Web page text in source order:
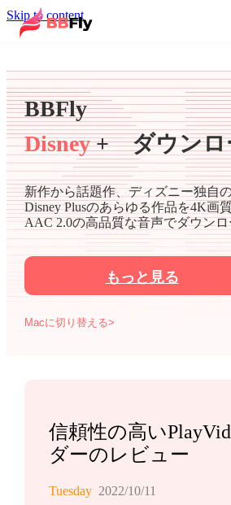
Skip to content
BBFly
Disney+ ダウンロ
新作から話題作、ディズニー独自
Disney Plusのあらゆる作品を4K画
AAC 2.0の高品質な音声でダウンロ
もっと見る
Macに切り替える>
信頼性の高い
ダーのレビュー
Tuesday 2022/10/11